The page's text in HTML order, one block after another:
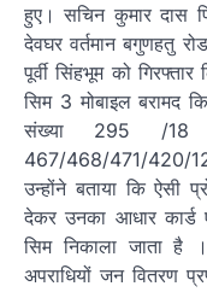
हुए। सचिन कुमार दास
देवघर वर्तमान बगुणहतु
पूर्वी सिंहभूम को
सिम 3 मोबाइल बरामद
संख्या 295 /18
467/468/471/420/
उन्होंने बताया कि ऐसी
देकर उनका आधार
सिम निकाला जाता
अपराधियों जन वितरण